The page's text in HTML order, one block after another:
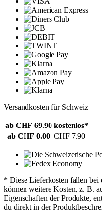
Versandkosten für Schweiz
ab CHF 69.90 kostenlos*
ab CHF 0.00 CHF 7.90
* Diese Lieferkosten fallen bei
können weitere Kosten, z. B.
Eigenschaften der Produkte,
du direkt in der